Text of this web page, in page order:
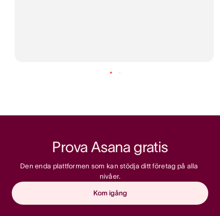
Prova Asana gratis
Den enda plattformen som kan stödja ditt företag på alla
nivåer.
Kom igång